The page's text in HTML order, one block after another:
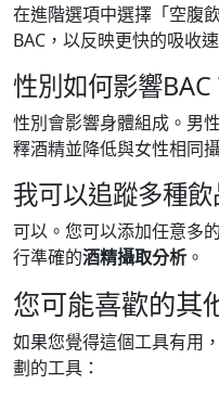
在進階選項中選擇「空腹
BAC，以反映更快的吸收
性別如何影響BAC
性別會影響身體組成。男
釋酒精並降低與女性相同
我可以追蹤多種飲
可以。您可以添加任意多
行準確的酒精攝取分析 。
您可能喜歡的其
如果您覺得這個工具有用
劃的工具：